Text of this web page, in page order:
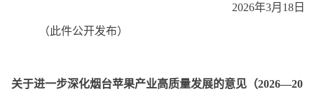
2026年3月18日
（此件公开发布）
关于进一步深化烟台苹果产业高质量发展的意见（2026—20